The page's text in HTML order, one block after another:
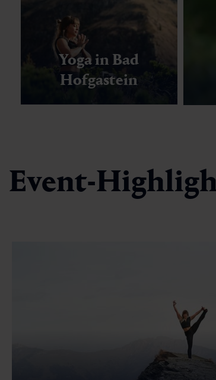
Yoga in Bad
Hofgastein
Event-